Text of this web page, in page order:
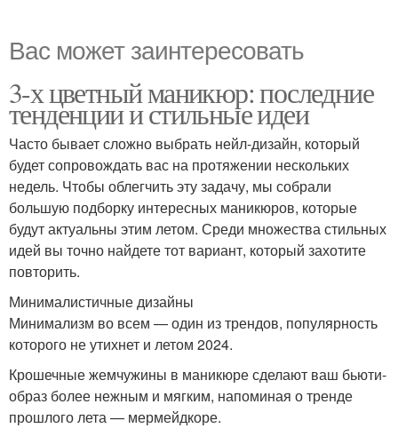
Вас может заинтересовать
3-х цветный маникюр: последние
тенденции и стильные идеи
Часто бывает сложно выбрать нейл-дизайн, который
будет сопровождать вас на протяжении нескольких
недель. Чтобы облегчить эту задачу, мы собрали
большую подборку интересных маникюров, которые
будут актуальны этим летом. Среди множества стильных
идей вы точно найдете тот вариант, который захотите
повторить.
Минималистичные дизайны
Минимализм во всем — один из трендов, популярность
которого не утихнет и летом 2024.
Крошечные жемчужины в маникюре сделают ваш бьюти-
образ более нежным и мягким, напоминая о тренде
прошлого лета — мермейдкоре.